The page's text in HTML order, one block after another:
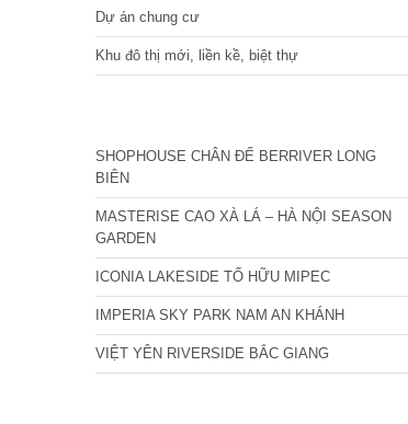
Dự án chung cư
Khu đô thị mới, liền kề, biệt thự
SHOPHOUSE CHÂN ĐẾ BERRIVER LONG
BIÊN
MASTERISE CAO XÀ LÁ – HÀ NỘI SEASON
GARDEN
ICONIA LAKESIDE TỐ HỮU MIPEC
IMPERIA SKY PARK NAM AN KHÁNH
VIỆT YÊN RIVERSIDE BẮC GIANG